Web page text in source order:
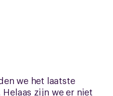
we het laatste
zijn we er niet